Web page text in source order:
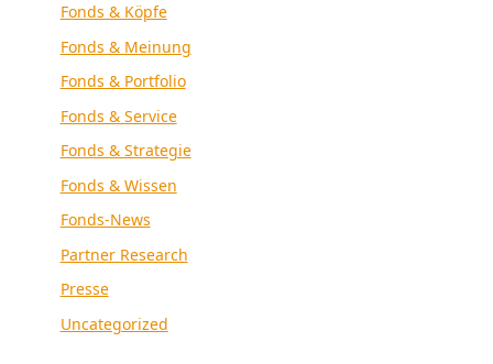
Fonds & Köpfe
Fonds & Meinung
Fonds & Portfolio
Fonds & Service
Fonds & Strategie
Fonds & Wissen
Fonds-News
Partner Research
Presse
Uncategorized